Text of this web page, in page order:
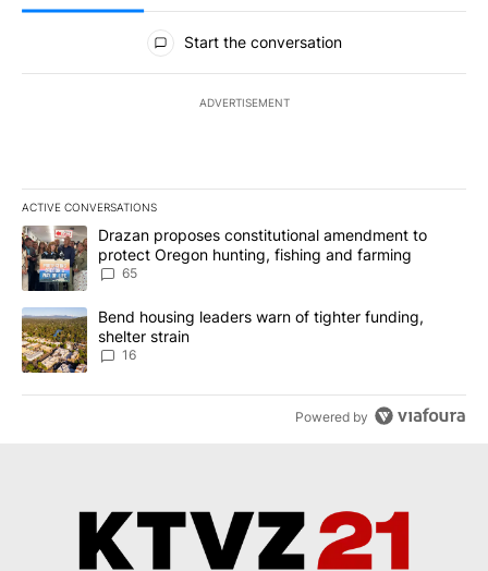
All Comments
Start the conversation
ADVERTISEMENT
ACTIVE CONVERSATIONS
The following is a list of the most commented articles in the last
A trending article titled "Drazan proposes constitutional
Drazan proposes constitutional amendment to
protect Oregon hunting, fishing and farming
65
A trending article titled "Bend housing leaders warn of tighter
Bend housing leaders warn of tighter funding,
shelter strain
16
Powered by